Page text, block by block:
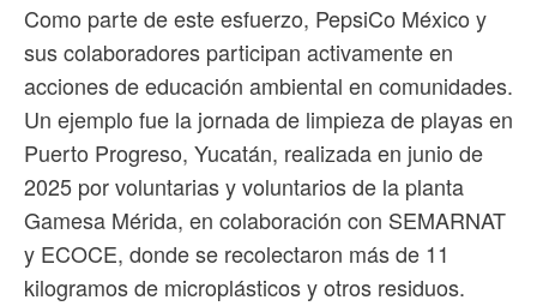
Como parte de este esfuerzo, PepsiCo México y
sus colaboradores participan activamente en
acciones de educación ambiental en comunidades.
Un ejemplo fue la jornada de limpieza de playas en
Puerto Progreso, Yucatán, realizada en junio de
2025 por voluntarias y voluntarios de la planta
Gamesa Mérida, en colaboración con SEMARNAT
y ECOCE, donde se recolectaron más de 11
kilogramos de microplásticos y otros residuos.